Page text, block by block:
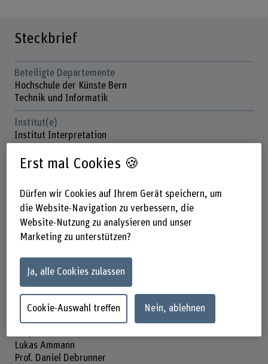
Steckbrief
Beteiligte Departemente
Hochschule der Künste Bern
Technik und Informatik
Institut(e)
Institut Interpretation
IMME
IMME / Labor für Sensorik
Förderorganisation
Innosuisse
Laufzeit
01.06.2014 - 29.02.2016
Projektleitung
Christoph Schnyder
Lukas Ammann
Prof. Daniel Debrunner
Erst mal Cookies 🍪
Dürfen wir Cookies auf Ihrem Gerät speichern, um
die Website-Navigation zu verbessern, die
Website-Nutzung zu analysieren und unser
Marketing zu unterstützen?
Ja, alle Cookies zulassen
Cookie-Auswahl treffen Nein, ablehnen